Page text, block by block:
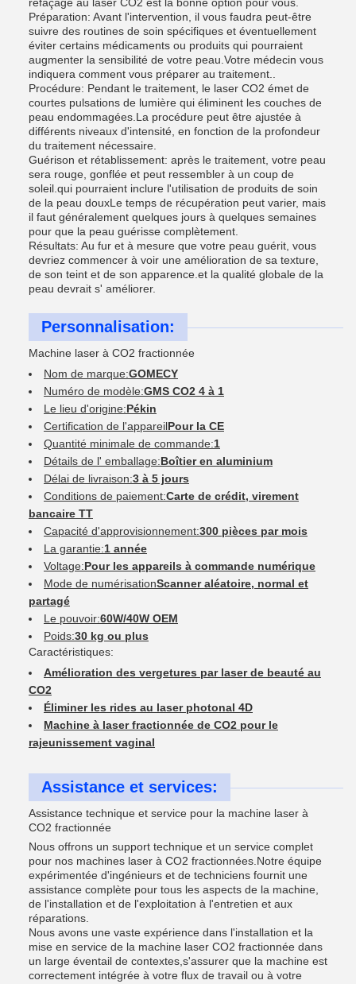
Préparation: Avant l'intervention, il vous faudra peut-être
suivre des routines de soin spécifiques et éventuellement
éviter certains médicaments ou produits qui pourraient
augmenter la sensibilité de votre peau.Votre médecin vous
indiquera comment vous préparer au traitement..
Procédure: Pendant le traitement, le laser CO2 émet de
courtes pulsations de lumière qui éliminent les couches de
peau endommagées.La procédure peut être ajustée à
différents niveaux d'intensité, en fonction de la profondeur
du traitement nécessaire.
Guérison et rétablissement: après le traitement, votre peau
sera rouge, gonflée et peut ressembler à un coup de
soleil.qui pourraient inclure l'utilisation de produits de soin
de la peau douxLe temps de récupération peut varier, mais
il faut généralement quelques jours à quelques semaines
pour que la peau guérisse complètement.
Résultats: Au fur et à mesure que votre peau guérit, vous
devriez commencer à voir une amélioration de sa texture,
de son teint et de son apparence.et la qualité globale de la
peau devrait s' améliorer.
Personnalisation:
Machine laser à CO2 fractionnée
Nom de marque:GOMECY
Numéro de modèle:GMS CO2 4 à 1
Le lieu d'origine:Pékin
Certification de l'appareilPour la CE
Quantité minimale de commande:1
Détails de l' emballage:Boîtier en aluminium
Délai de livraison:3 à 5 jours
Conditions de paiement:Carte de crédit, virement
bancaire TT
Capacité d'approvisionnement:300 pièces par mois
La garantie:1 année
Voltage:Pour les appareils à commande numérique
Mode de numérisationScanner aléatoire, normal et
partagé
Le pouvoir:60W/40W OEM
Poids:30 kg ou plus
Caractéristiques:
Amélioration des vergetures par laser de beauté au
CO2
Éliminer les rides au laser photonal 4D
Machine à laser fractionnée de CO2 pour le
rajeunissement vaginal
Assistance et services:
Assistance technique et service pour la machine laser à
CO2 fractionnée
Nous offrons un support technique et un service complet
pour nos machines laser à CO2 fractionnées.Notre équipe
expérimentée d'ingénieurs et de techniciens fournit une
assistance complète pour tous les aspects de la machine,
de l'installation et de l'exploitation à l'entretien et aux
réparations.
Nous avons une vaste expérience dans l'installation et la
mise en service de la machine laser CO2 fractionnée dans
un large éventail de contextes,s'assurer que la machine est
correctement intégrée à votre flux de travail ou à votre